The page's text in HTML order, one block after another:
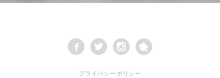
プライバシーポリシー